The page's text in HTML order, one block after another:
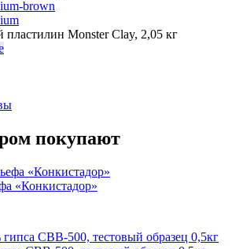
Monster Clay, 2,05 кг
покупают
«Конкистадор»